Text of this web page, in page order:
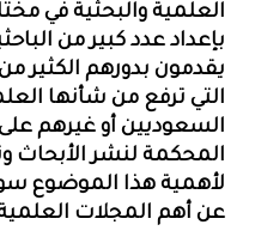
العلمية والبحثية في
بإعداد عدد كبير من
يقدمون بدورهم الكثير من
التي ترفع من شأنها
السعوديين أو غيرهم على
المحكمة لنشر الأبحاث
لأهمية هذا الموضوع
عن أهم المجلات العلمية